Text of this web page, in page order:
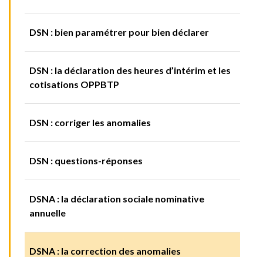
DSN : bien paramétrer pour bien déclarer
DSN : la déclaration des heures d’intérim et les
cotisations OPPBTP
DSN : corriger les anomalies
DSN : questions-réponses
DSNA : la déclaration sociale nominative
annuelle
DSNA : la correction des anomalies